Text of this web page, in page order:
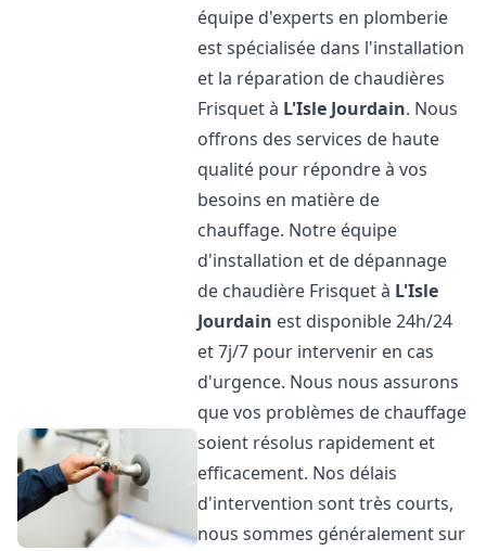
équipe d'experts en plomberie
est spécialisée dans l'installation
et la réparation de chaudières
Frisquet à L'Isle Jourdain. Nous
offrons des services de haute
qualité pour répondre à vos
besoins en matière de
chauffage. Notre équipe
d'installation et de dépannage
de chaudière Frisquet à L'Isle
Jourdain est disponible 24h/24
et 7j/7 pour intervenir en cas
d'urgence. Nous nous assurons
que vos problèmes de chauffage
soient résolus rapidement et
efficacement. Nos délais
d'intervention sont très courts,
nous sommes généralement sur